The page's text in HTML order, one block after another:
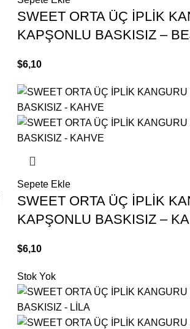
SWEET ORTA ÜÇ İPLİK
KAPŞONLU BASKISIZ –
$6,10
Sepete Ekle
SWEET ORTA ÜÇ İPLİK
KAPŞONLU BASKISIZ –
$6,10
Stok Yok